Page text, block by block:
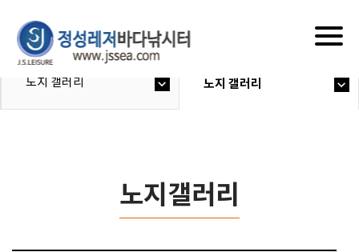
노지 갤러리 노지 갤러리
노지갤러리